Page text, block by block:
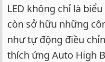
LED không chỉ là
còn sở hữu những
như tự động điều
thích ứng Auto High